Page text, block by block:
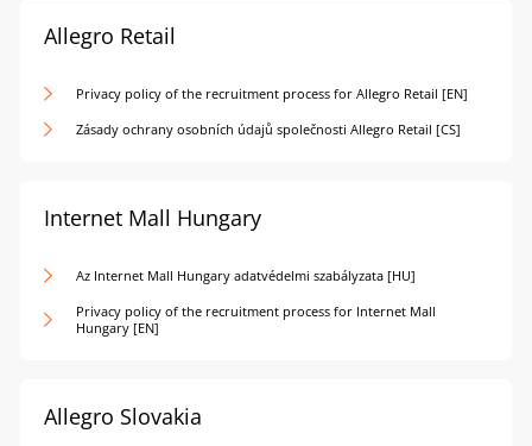
Allegro Retail
Privacy policy of the recruitment process for Allegro Retail [EN]
Zásady ochrany osobních údajů společnosti Allegro Retail [CS]
Internet Mall Hungary
Az Internet Mall Hungary adatvédelmi szabályzata [HU]
Privacy policy of the recruitment process for Internet Mall
Hungary [EN]
Allegro Slovakia